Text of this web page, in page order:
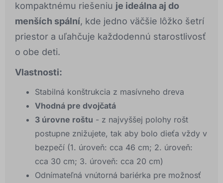
kompaktnému riešeniu je ideálna aj do
menších spální, kde jedno väčšie lôžko šetrí
priestor a uľahčuje každodennú starostlivosť
o obe deti.
Vlastnosti:
Stabilná konštrukcia z masívneho dreva
Vhodná pre dvojčatá
3 úrovne roštu - z najvyššej polohy rošt
postupne znižujete, tak aby bolo dieťa vždy v
bezpečí (1. úroveň: cca 46 cm; 2. úroveň:
cca 30 cm; 3. úroveň: cca 20 cm)
Odnímateľná vnútorná bariérka pre možnosť